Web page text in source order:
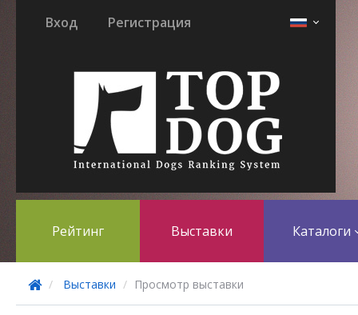
Вход Регистрация
Рейтинг Выставки Каталоги
Выставки Просмотр выставки